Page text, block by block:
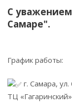
С
Самаре".
График работы:
г. Самара,
ТЦ